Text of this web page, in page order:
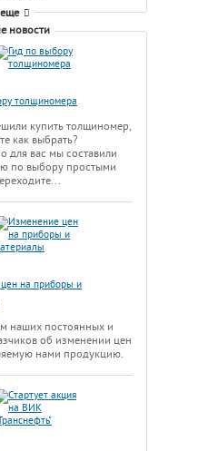
новости
толщиномера
купить толщиномер,
как выбрать?
для вас мы составили
по выбору простыми
на приборы и
наших постоянных и
об изменении цен
нами продукцию.